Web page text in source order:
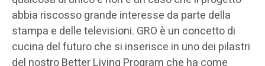
abbia riscosso grande interesse da parte della
stampa e delle televisioni. GRO è un concetto di
cucina del futuro che si inserisce in uno dei pilastri
del nostro Better Living Program che ha come